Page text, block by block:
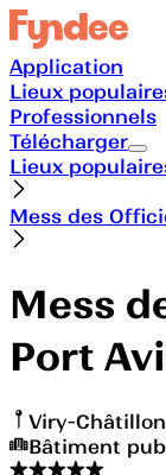
Application
Lieux
Professionnels
Télécharger
Lieux
Mess des
Mess
Port
Viry-Châtillon
Bâtiment